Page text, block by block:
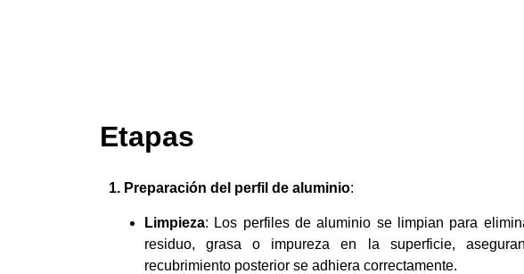
Etapas
1. Preparación del perfil de aluminio:
Limpieza: Los perfiles de aluminio se limpian para
residuo, grasa o impureza en la superficie,
recubrimiento posterior se adhiera correctamente.